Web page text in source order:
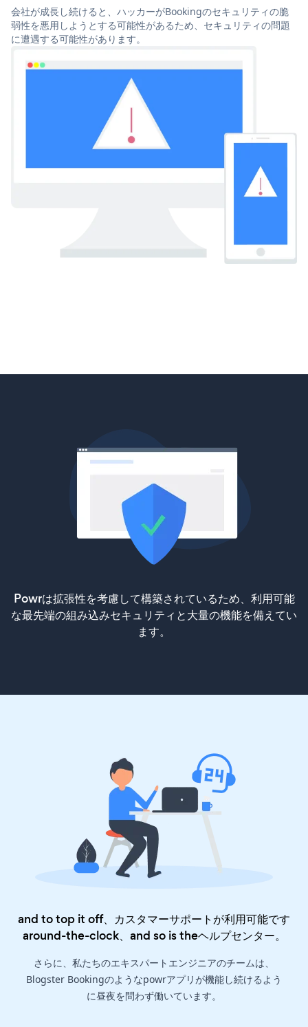
会社が成長し続けると、ハッカーがBookingのセキュリティの脆
弱性を悪用しようとする可能性があるため、セキュリティの問題
に遭遇する可能性があります。
Powrは拡張性を考慮して構築されているため、利用可能
な最先端の組み込みセキュリティと大量の機能を備えてい
ます。
and to top it off、カスタマーサポートが利用可能です
around-the-clock、and so is theヘルプセンター。
さらに、私たちのエキスパートエンジニアのチームは、
Blogster Bookingのようなpowrアプリが機能し続けるよう
に昼夜を問わず働いています。